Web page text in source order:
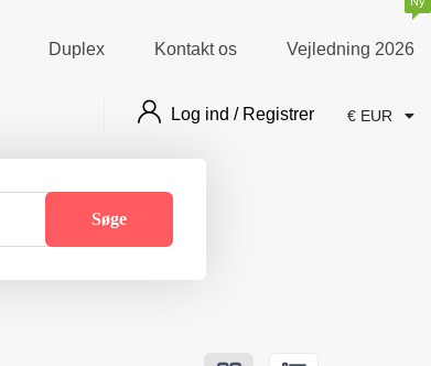
Duplex Kontakt os Vejledning 2026
Log ind / Registrer € EUR
Søge